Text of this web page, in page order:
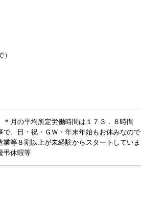
月の平均所定労働時間は１７３．８時
、日・祝・ＧＷ・年末年始もお休みなの
業等８割以上が未経験からスタートして
休暇等